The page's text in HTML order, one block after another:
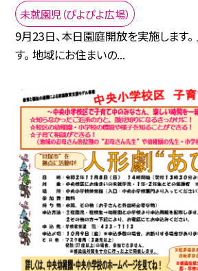
未就園児（ぴよぴよ広場）
9月23日、本日園庭開放を実施します
す。 地域にお住まいの...